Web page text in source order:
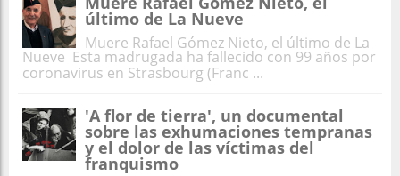
último de La Nueve
Muere Rafael Gómez Nieto, el último de La
Nueve Esta madrugada ha fallecido con 99 años por
coronavirus en Strasbourg (Franc ...
'A flor de tierra', un documental
sobre las exhumaciones tempranas
y el dolor de las víctimas del
franquismo